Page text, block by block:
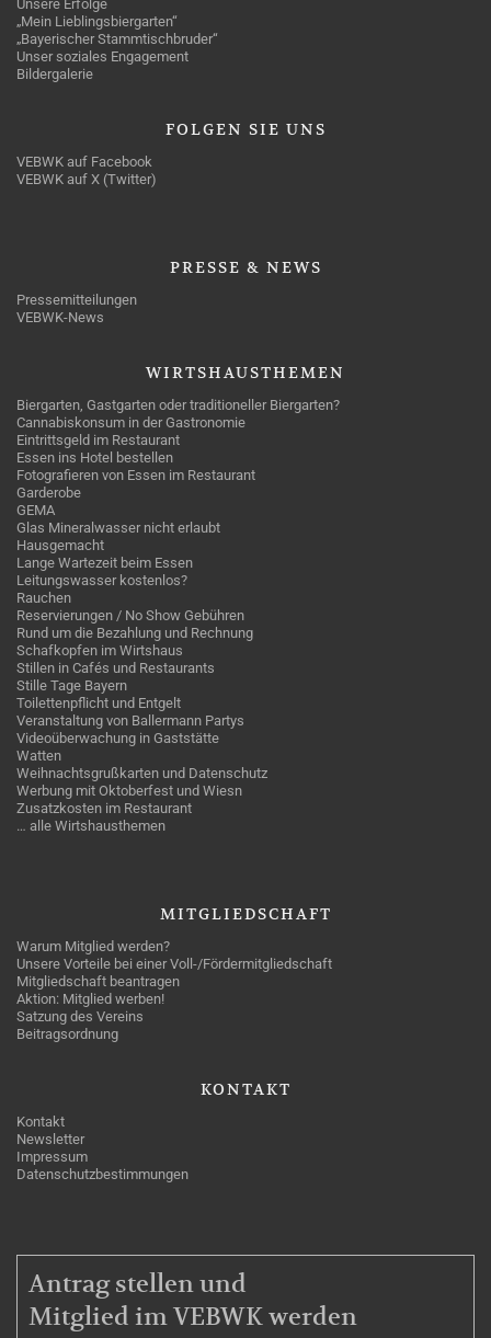
Unsere Erfolge
„Mein Lieblingsbiergarten“
„Bayerischer Stammtischbruder“
Unser soziales Engagement
Bildergalerie
FOLGEN SIE UNS
VEBWK auf Facebook
VEBWK auf X (Twitter)
PRESSE & NEWS
Pressemitteilungen
VEBWK-News
WIRTSHAUSTHEMEN
Biergarten, Gastgarten oder traditioneller Biergarten?
Cannabiskonsum in der Gastronomie
Eintrittsgeld im Restaurant
Essen ins Hotel bestellen
Fotografieren von Essen im Restaurant
Garderobe
GEMA
Glas Mineralwasser nicht erlaubt
Hausgemacht
Lange Wartezeit beim Essen
Leitungswasser kostenlos?
Rauchen
Reservierungen / No Show Gebühren
Rund um die Bezahlung und Rechnung
Schafkopfen im Wirtshaus
Stillen in Cafés und Restaurants
Stille Tage Bayern
Toilettenpflicht und Entgelt
Veranstaltung von Ballermann Partys
Videoüberwachung in Gaststätte
Watten
Weihnachtsgrußkarten und Datenschutz
Werbung mit Oktoberfest und Wiesn
Zusatzkosten im Restaurant
… alle Wirtshausthemen
MITGLIEDSCHAFT
Warum Mitglied werden?
Unsere Vorteile bei einer Voll-/Fördermitgliedschaft
Mitgliedschaft beantragen
Aktion: Mitglied werben!
Satzung des Vereins
Beitragsordnung
KONTAKT
Kontakt
Newsletter
Impressum
Datenschutzbestimmungen
MITGLIEDSCHAFT
Antrag stellen und
Mitglied im VEBWK werden